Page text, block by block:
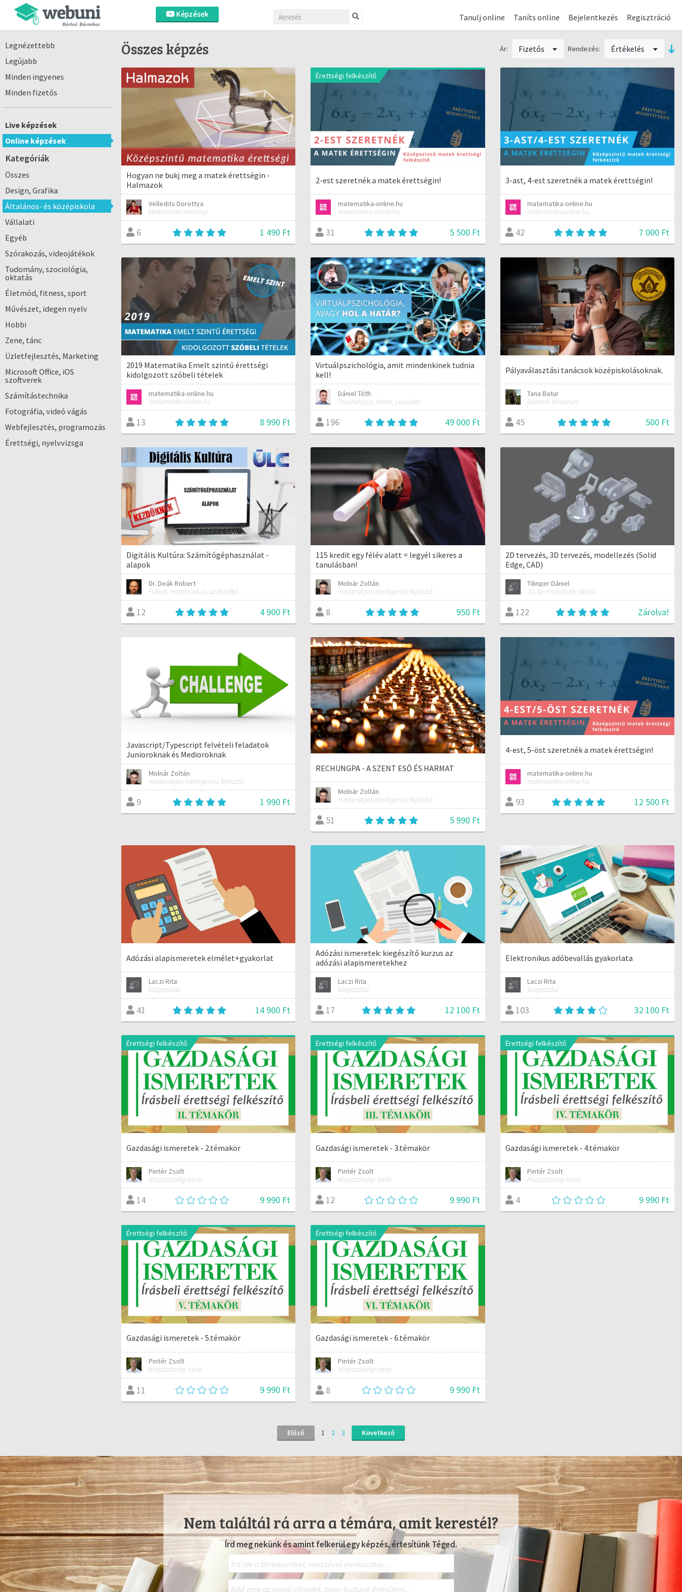
Képzések Tanulj online Taníts online Bejelentkezés Regisztráció
Legnézettebb
Legújabb
Minden ingyenes
Minden fizetős
Live képzések
Online képzések
Kategóriák
Összes
Design, Grafika
Általános- és középiskola
Vállalati
Egyéb
Szórakozás, videojátékok
Tudomány, szociológia,
oktatás
Életmód, fitness, sport
Művészet, idegen nyelv
Hobbi
Zene, tánc
Üzletfejlesztés, Marketing
Microsoft Office, iOS
szoftverek
Számítástechnika
Fotográfia, videó vágás
Webfejlesztés, programozás
Érettségi, nyelvvizsga
Összes képzés Ár: Fizetős Rendezés: Értékelés
Hogyan ne bukj meg a matek érettségin -
Halmazok
Velledits Dorottya
Matematika érettségi
6 1 490 Ft
Érettségi felkészítő
2-est szeretnék a matek érettségin!
matematika-online.hu
matematika-online.hu
31 5 500 Ft
3-ast, 4-est szeretnék a matek érettségin!
matematika-online.hu
matematika-online.hu
42 7 000 Ft
2019 Matematika Emelt szintű érettségi
kidolgozott szóbeli tételek
matematika-online.hu
matematika-online.hu
13 8 990 Ft
Virtuálpszichológia, amit mindenkinek tudnia
kell!
Dániel Tóth
Pszichológus, tréner, youtuber
196 49 000 Ft
Pályaválasztási tanácsok középiskolásoknak.
Tana Batur
Doromb-terapeuta
45 500 Ft
Digitális Kultúra: Számítógéphasználat -
alapok
Dr. Deák Robert
Fizikus, matematikus, szoftverfejlesztő, oktató.
12 4 900 Ft
115 kredit egy félév alatt = legyél sikeres a
tanulásban!
Molnár Zoltán
mesterséges intelligencia fejlesztő
8 950 Ft
2D tervezés, 3D tervezés, modellezés (Solid
Edge, CAD)
Tilinger Dániel
2D-3D modellezés oktató
122 Zárolva!
Javascript/Typescript felvételi feladatok
Junioroknak és Medioroknak
Molnár Zoltán
mesterséges intelligencia fejlesztő
9 1 990 Ft
RECHUNGPA - A SZENT ESŐ ÉS HARMAT
Molnár Zoltán
mesterséges intelligencia fejlesztő
51 5 990 Ft
4-est, 5-öst szeretnék a matek érettségin!
matematika-online.hu
matematika-online.hu
93 12 500 Ft
Adózási alapismeretek elmélet+gyakorlat
Laczi Rita
közgazdász
41 14 900 Ft
Adózási ismeretek: kiegészítő kurzus az
adózási alapismeretekhez
Laczi Rita
közgazdász
17 12 100 Ft
Elektronikus adóbevallás gyakorlata
Laczi Rita
közgazdász
103 32 100 Ft
Érettségi felkészítő
Gazdasági ismeretek - 2.témakör
Pintér Zsolt
Közgazdasági tanár
14 9 990 Ft
Érettségi felkészítő
Gazdasági ismeretek - 3.témakör
Pintér Zsolt
Közgazdasági tanár
12 9 990 Ft
Érettségi felkészítő
Gazdasági ismeretek - 4.témakör
Pintér Zsolt
Közgazdasági tanár
4 9 990 Ft
Érettségi felkészítő
Gazdasági ismeretek - 5.témakör
Pintér Zsolt
Közgazdasági tanár
11 9 990 Ft
Érettségi felkészítő
Gazdasági ismeretek - 6.témakör
Pintér Zsolt
Közgazdasági tanár
8 9 990 Ft
Előző 1 2 3 Következő
Nem találtál rá arra a témára, amit kerestél?
Írd meg nekünk és amint felkerül egy képzés, értesítünk Téged.